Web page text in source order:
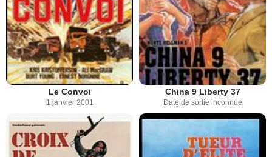
Le Convoi
1 janvier 2001
China 9 Liberty 37
Date de sortie inconnue